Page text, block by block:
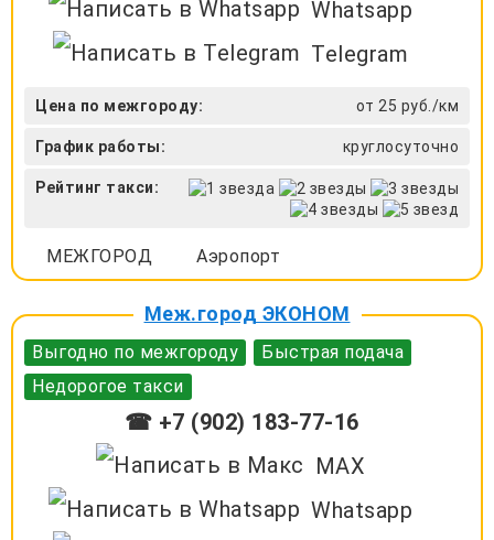
Whatsapp
Telegram
Цена по межгороду: от 25 руб./км
График работы: круглосуточно
Рейтинг такси:
МЕЖГОРОД Аэропорт
Меж.город ЭКОНОМ
Выгодно по межгороду
Быстрая подача
Недорогое такси
☎ +7 (902) 183-77-16
MAX
Whatsapp